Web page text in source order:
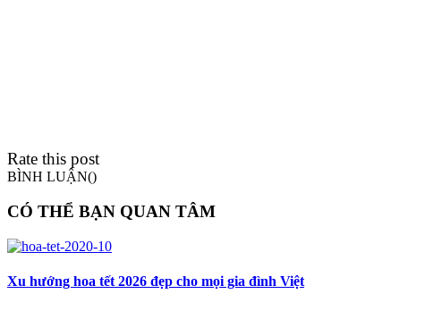
Rate this post
BÌNH LUẬN()
CÓ THỂ BẠN QUAN TÂM
Xu hướng hoa tết 2026 đẹp cho mọi gia đình Việt